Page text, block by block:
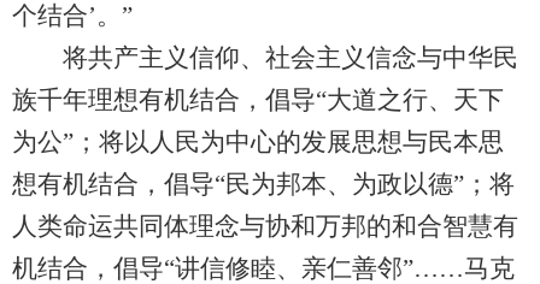
个结合’。”
将共产主义信仰、社会主义信念与中华民
族千年理想有机结合，倡导“大道之行、天下
为公”；将以人民为中心的发展思想与民本思
想有机结合，倡导“民为邦本、为政以德”；将
人类命运共同体理念与协和万邦的和合智慧有
机结合，倡导“讲信修睦、亲仁善邻”……马克